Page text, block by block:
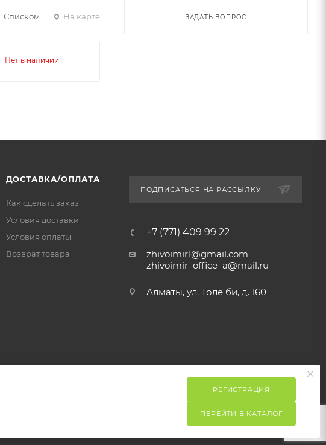
Списком На карте
Нет в наличии
ЗАДАТЬ ВОПРОС
ДОСТАВКА/ОПЛАТА
Как сделать заказ
Условия доставки
Условия оплаты
Возврат товара
ПОДПИСАТЬСЯ НА РАССЫЛКУ
+7 (771) 409 99 22
zhivoimir1@gmail.com
zhivoimir_office_a@mail.ru
Алматы, ул. Толе би, д. 160
РЕГИСТРАЦИЯ
ПЕРЕЙТИ В КАТАЛОГ